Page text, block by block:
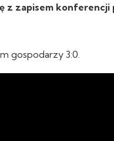
z zapisem
gospodarzy 3:0.